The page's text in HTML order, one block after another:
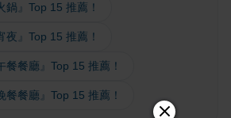
鍋』Top 15 推薦！
夜』Top 15 推薦！
餐餐廳』Top 15 推薦！
餐餐廳』Top 15 推薦！